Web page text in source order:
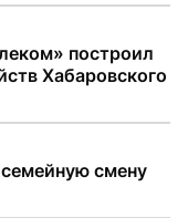
построил
Хабаровского
смену